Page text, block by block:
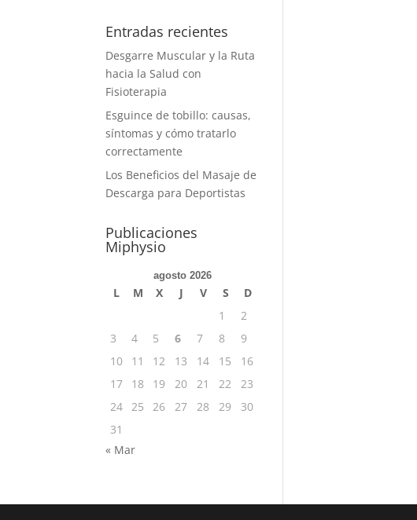
Entradas recientes
Desgarre Muscular y la Ruta
hacia la Salud con
Fisioterapia
Esguince de tobillo: causas,
síntomas y cómo tratarlo
correctamente
Los Beneficios del Masaje de
Descarga para Deportistas
Publicaciones
Miphysio
agosto 2026
L M X J V S
D
1
2
3
4 5 6 7 8
9
10
11 12 13 14 15
16
17
18 19 20 21 22
23
24
25 26 27 28 29
30
31
« Mar